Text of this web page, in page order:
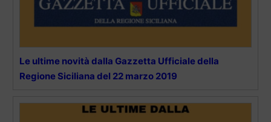
Le ultime novità dalla Gazzetta Ufficiale della
Regione Siciliana del 22 marzo 2019